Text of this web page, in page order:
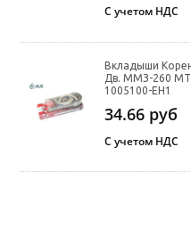
С учетом НДС
Вкладыши
Дв. ММЗ-260
1005100-ЕН1
34.66 руб
С учетом НДС